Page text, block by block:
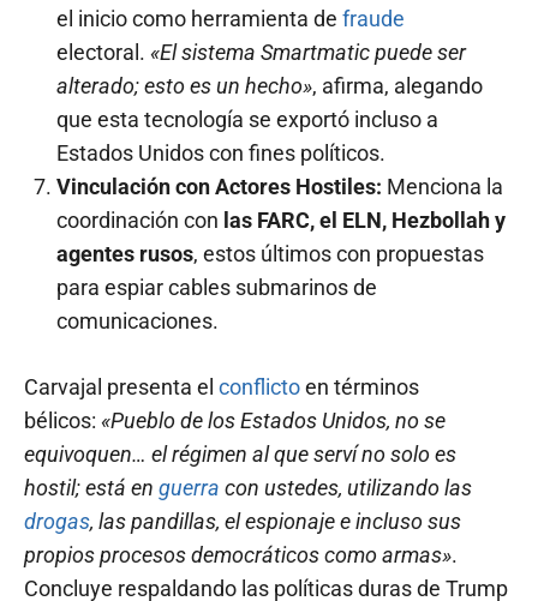
el inicio como herramienta de fraude
electoral. «El sistema Smartmatic puede ser
alterado; esto es un hecho», afirma, alegando
que esta tecnología se exportó incluso a
Estados Unidos con fines políticos.
Vinculación con Actores Hostiles: Menciona la
coordinación con las FARC, el ELN, Hezbollah y
agentes rusos, estos últimos con propuestas
para espiar cables submarinos de
comunicaciones.
Carvajal presenta el conflictoen términos
bélicos: «Pueblo de los Estados Unidos, no se
equivoquen… el régimen al que serví no solo es
hostil; está en guerra con ustedes, utilizando las
drogas, las pandillas, el espionaje e incluso sus
propios procesos democráticos como armas».
Concluye respaldando las políticas duras de Trump